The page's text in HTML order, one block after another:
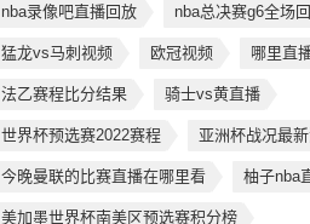
nba录像吧直播回放 nba总决赛g6全场
猛龙vs马刺视频 欧冠视频 哪里直
法乙赛程比分结果 骑士vs黄直播
世界杯预选赛2022赛程 亚洲杯战况最
今晚曼联的比赛直播在哪里看 柚子nba
美加墨世界杯南美区预选赛积分榜